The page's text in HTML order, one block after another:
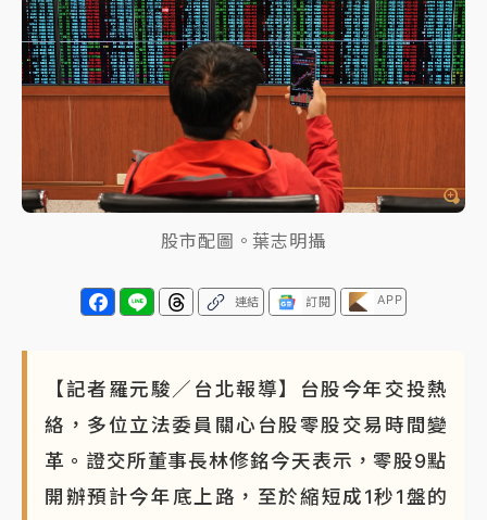
中颱白海豚風雨來了！中部以北防豪雨 今晚、明天影
響最劇烈
白海豚逼近！北市水門只出不進 未移置車輛最高罰
4800＋拖吊費
股市配圖。葉志明攝
連結 訂閱 APP
【記者羅元駿／台北報導】台股今年交投熱
絡，多位立法委員關心台股零股交易時間變
革。證交所董事長林修銘今天表示，零股9點
開辦預計今年底上路，至於縮短成1秒1盤的